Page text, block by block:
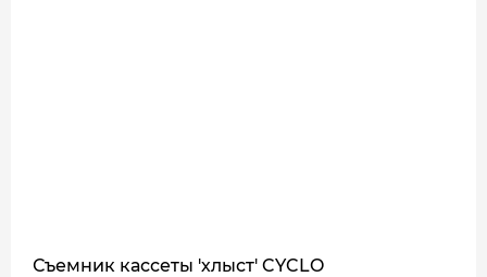
Съемник кассеты 'хлыст' CYCLO